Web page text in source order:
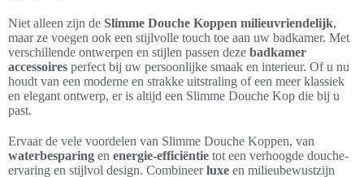
Niet alleen zijn de Slimme Douche Koppen milieuvriendelijk,
maar ze voegen ook een stijlvolle touch toe aan uw badkamer. Met
verschillende ontwerpen en stijlen passen deze badkamer
accessoires perfect bij uw persoonlijke smaak en interieur. Of u nu
houdt van een moderne en strakke uitstraling of een meer klassiek
en elegant ontwerp, er is altijd een Slimme Douche Kop die bij u
past.
Ervaar de vele voordelen van Slimme Douche Koppen, van
waterbesparing en energie-efficiëntie tot een verhoogde douche-
ervaring en stijlvol design. Combineerluxe en milieubewustzijn